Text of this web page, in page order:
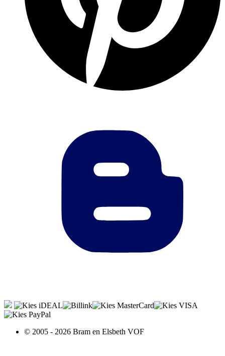
© 2005 - 2026 Bram en Elsbeth VOF